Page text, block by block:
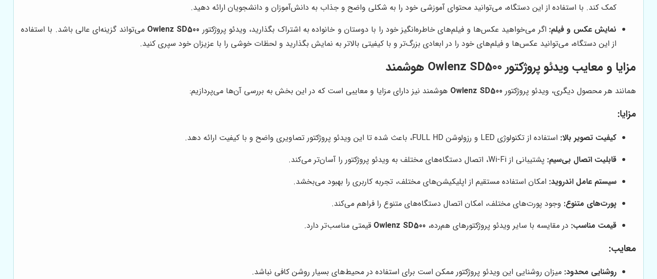
کمک کند. با استفاده از این دستگاه، می‌توانید محتوای آموزشی خود را به شکلی واضح و جذاب به دانش‌آموزان و دانشجویان ارائه دهید.
نمایش عکس و فیلم: اگر می‌خواهید عکس‌ها و فیلم‌های خاطره‌انگیز خود را با دوستان و خانواده به اشتراک بگذارید، ویدئو پروژکتور Owlenz SD500 می‌تواند گزینه‌ای عالی باشد. با استفاده
از این دستگاه، می‌توانید عکس‌ها و فیلم‌های خود را در ابعادی بزرگ‌تر و با کیفیتی بالاتر به نمایش بگذارید و لحظات خوشی را با عزیزان خود سپری کنید.
مزایا و معایب ویدئو پروژکتور Owlenz SD500 هوشمند
همانند هر محصول دیگری، ویدئو پروژکتور Owlenz SD500 هوشمند نیز دارای مزایا و معایبی است که در این بخش به بررسی آن‌ها می‌پردازیم:
مزایا:
کیفیت تصویر بالا: استفاده از تکنولوژی LED و رزولوشن FULL HD، باعث شده تا این ویدئو پروژکتور تصاویری واضح و با کیفیت ارائه دهد.
قابلیت اتصال بی‌سیم: پشتیبانی از Wi-Fi، اتصال دستگاه‌های مختلف به ویدئو پروژکتور را آسان‌تر می‌کند.
سیستم عامل اندروید: امکان استفاده مستقیم از اپلیکیشن‌های مختلف، تجربه کاربری را بهبود می‌بخشد.
پورت‌های متنوع: وجود پورت‌های مختلف، امکان اتصال دستگاه‌های متنوع را فراهم می‌کند.
قیمت مناسب: در مقایسه با سایر ویدئو پروژکتورهای هم‌رده، Owlenz SD500 قیمتی مناسب‌تر دارد.
معایب:
روشنایی محدود: میزان روشنایی این ویدئو پروژکتور ممکن است برای استفاده در محیط‌های بسیار روشن کافی نباشد.